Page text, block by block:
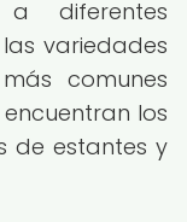
diferentes
variedades
comunes
los
de estantes y